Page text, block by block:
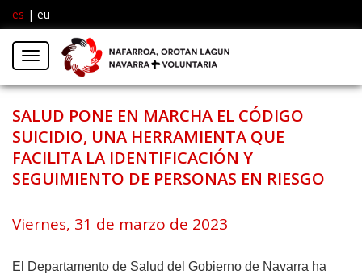
es | eu
Menú
SALUD PONE EN MARCHA EL CÓDIGO
SUICIDIO, UNA HERRAMIENTA QUE
FACILITA LA IDENTIFICACIÓN Y
SEGUIMIENTO DE PERSONAS EN RIESGO
Viernes, 31 de marzo de 2023
El Departamento de Salud del Gobierno de Navarra ha